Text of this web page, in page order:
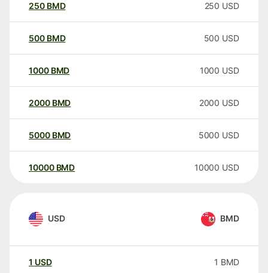
250 BMD 250 USD
500 BMD 500 USD
1000 BMD 1000 USD
2000 BMD 2000 USD
5000 BMD 5000 USD
10000 BMD 10000 USD
USD BMD
1 USD 1 BMD